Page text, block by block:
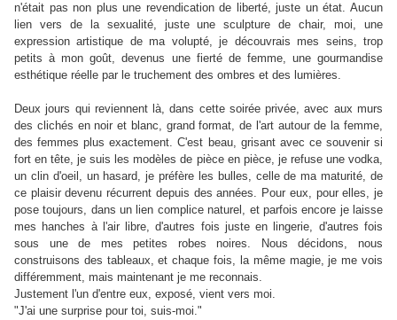
n'était pas non plus une revendication de liberté, juste un état. Aucun
lien vers de la sexualité, juste une sculpture de chair, moi, une
expression artistique de ma volupté, je découvrais mes seins, trop
petits à mon goût, devenus une fierté de femme, une gourmandise
esthétique réelle par le truchement des ombres et des lumières.
Deux jours qui reviennent là, dans cette soirée privée, avec aux murs
des clichés en noir et blanc, grand format, de l'art autour de la femme,
des femmes plus exactement. C'est beau, grisant avec ce souvenir si
fort en tête, je suis les modèles de pièce en pièce, je refuse une vodka,
un clin d'oeil, un hasard, je préfère les bulles, celle de ma maturité, de
ce plaisir devenu récurrent depuis des années. Pour eux, pour elles, je
pose toujours, dans un lien complice naturel, et parfois encore je laisse
mes hanches à l'air libre, d'autres fois juste en lingerie, d'autres fois
sous une de mes petites robes noires. Nous décidons, nous
construisons des tableaux, et chaque fois, la même magie, je me vois
différemment, mais maintenant je me reconnais.
Justement l'un d'entre eux, exposé, vient vers moi.
"J'ai une surprise pour toi, suis-moi."